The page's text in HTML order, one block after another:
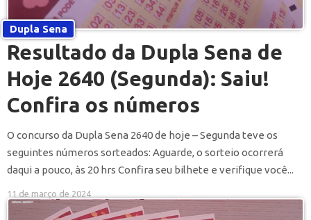
Dupla Sena
Resultado da Dupla Sena de
Hoje 2640 (Segunda): Saiu!
Confira os números
O concurso da Dupla Sena 2640 de hoje – Segunda teve os
seguintes números sorteados: Aguarde, o sorteio ocorrerá
daqui a pouco, às 20 hrs Confira seu bilhete e verifique você...
11 de março de 2024